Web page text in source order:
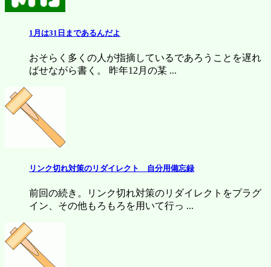
1月は31日まであるんだよ
おそらく多くの人が指摘しているであろうことを遅れ
ばせながら書く。 昨年12月の某 ...
リンク切れ対策のリダイレクト 自分用備忘録
前回の続き。リンク切れ対策のリダイレクトをプラグ
イン、その他もろもろを用いて行っ ...